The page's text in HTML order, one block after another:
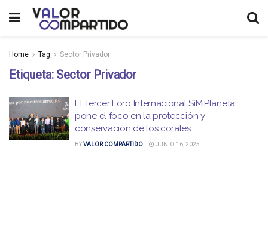
Home Tag Sector Privador
Etiqueta: Sector Privador
El Tercer Foro Internacional SíMiPlaneta
pone el foco en la protección y
conservación de los corales
BYVALOR COMPARTIDO JUNIO 16, 2025